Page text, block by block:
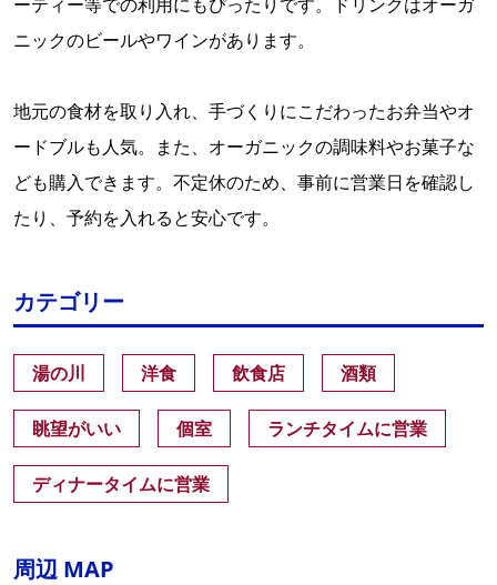
ニックのビールやワインがあります。
地元の食材を取り入れ、手づくりにこだわったお弁当やオ
ードブルも人気。また、オーガニックの調味料やお菓子な
ども購入できます。不定休のため、事前に営業日を確認し
たり、予約を入れると安心です。
カテゴリー
湯の川 洋食 飲食店 酒類
眺望がいい 個室 ランチタイムに営業
ディナータイムに営業
周辺 MAP